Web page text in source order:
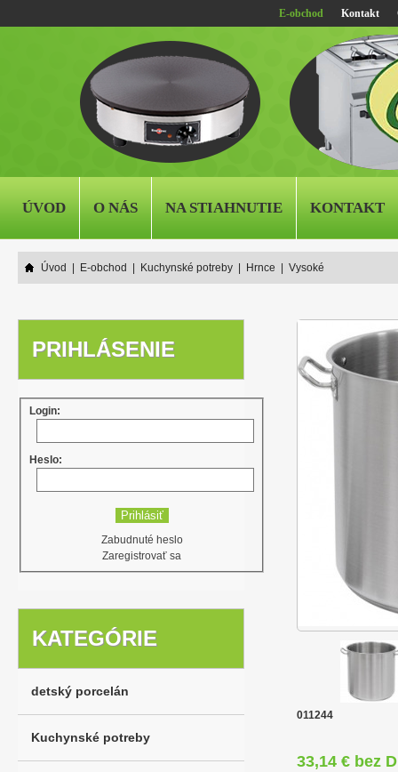
E-obchod Kontakt
ÚVOD O NÁS NA STIAHNUTIE KONTAKT
Úvod E-obchod Kuchynské potreby Hrnce Vysoké
011244
33,14 € bez
PRIHLÁSENIE
Login:
Heslo:
Zabudnuté heslo
Zaregistrovať sa
KATEGÓRIE
detský porcelán
Kuchynské potreby